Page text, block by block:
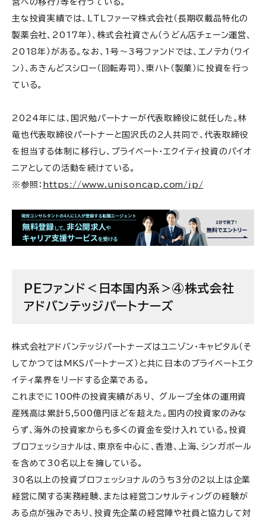
営への移行）等を行っている。
主な投資実績では、LTLファーマ株式会社（長期収載品特化の
製薬会社、2017年）、株式会社資さん（うどん店チェーン運営、
2018年）がある。なお、1号～3号ファンドでは、エノテカ（ワイ
ン）、あきんどスシロー（回転寿司）、東ハト（製菓）に投資を行っ
ている。
2024年には、国沢勉パートナーが代表取締役に就任した。林
竜也代表取締役パートナーと国沢氏の2人共同で、代表取締役
を担当する体制に移行し、プライベート・エクイティ投資のパイオ
ニアとしての活動を続けている。
※参照： https://www.unisoncap.com/jp/
PEファンド＜日本国内系＞④株式会社
アドバンテッジパートナーズ
株式会社アドバンテッジパートナーズはユニゾン・キャピタル（そ
してかつてはMKSパートナーズ）と共に日本のプライベートエク
イティ業界をリードする企業である。
これまでに100件の投資実績があり、 グループ全体の運用資
産残高は累計5,500億円ほどを超えた。国内の投資家のみな
らず、海外の投資家からも多くの資金を受け入れている。投資
プロフェッショナルは、東京を中心に、香港、上海、シンガポール
を含めて30名以上を擁している。
30名以上の投資プロフェッショナルのうち3分の2以上は企業
経営に関する実務経験、または経営コンサルティングの経験が
ある点が強みであり、投資先企業の経営陣や社員と協力して対